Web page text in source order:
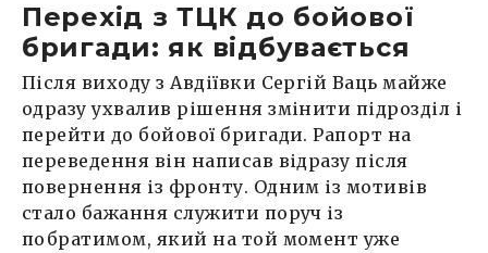
Перехід з ТЦК до бойової
бригади: як відбувається
Після виходу з Авдіївки Сергій Ваць майже
одразу ухвалив рішення змінити підрозділ і
перейти до бойової бригади. Рапорт на
переведення він написав відразу після
повернення із фронту. Одним із мотивів
стало бажання служити поруч із
побратимом, який на той момент уже